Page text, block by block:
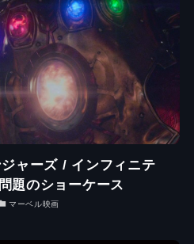
ャーズ / インフィニテ
題のショーケース
マーベル映画